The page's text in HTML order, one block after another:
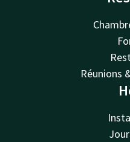
Réunions